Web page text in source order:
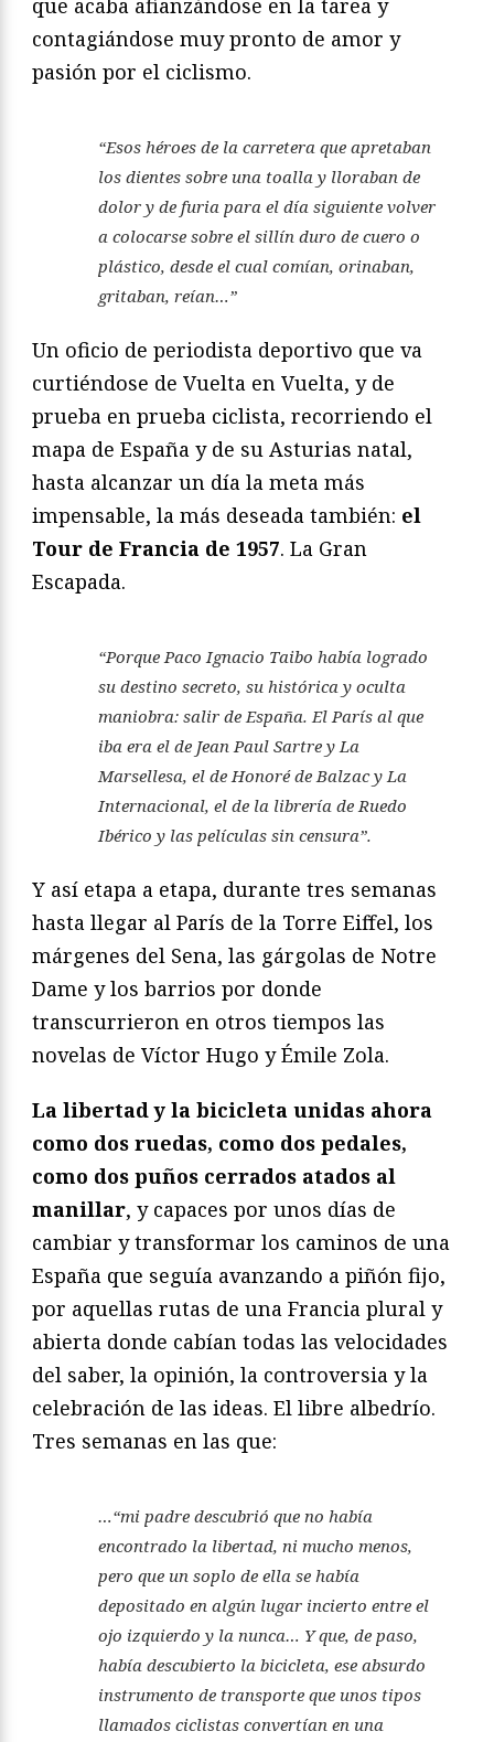
que acaba afianzándose en la tarea y
contagiándose muy pronto de amor y
pasión por el ciclismo.
“Esos héroes de la carretera que apretaban
los dientes sobre una toalla y lloraban de
dolor y de furia para el día siguiente volver
a colocarse sobre el sillín duro de cuero o
plástico, desde el cual comían, orinaban,
gritaban, reían…”
Un oficio de periodista deportivo que va
curtiéndose de Vuelta en Vuelta, y de
prueba en prueba ciclista, recorriendo el
mapa de España y de su Asturias natal,
hasta alcanzar un día la meta más
impensable, la más deseada también: el
Tour de Francia de 1957. La Gran
Escapada.
“Porque Paco Ignacio Taibo había logrado
su destino secreto, su histórica y oculta
maniobra: salir de España. El París al que
iba era el de Jean Paul Sartre yLa
Marsellesa, el de Honoré de Balzac yLa
Internacional, el de la librería de Ruedo
Ibérico y las películas sin censura”.
Y así etapa a etapa, durante tres semanas
hasta llegar al París de la Torre Eiffel, los
márgenes del Sena, las gárgolas de Notre
Dame y los barrios por donde
transcurrieron en otros tiempos las
novelas de Víctor Hugo y Émile Zola.
La libertad y la bicicleta unidas ahora
como dos ruedas, como dos pedales,
como dos puños cerrados atados al
manillar, y capaces por unos días de
cambiar y transformar los caminos de una
España que seguía avanzando a piñón fijo,
por aquellas rutas de una Francia plural y
abierta donde cabían todas las velocidades
del saber, la opinión, la controversia y la
celebración de las ideas. El libre albedrío.
Tres semanas en las que:
…“mi padre descubrió que no había
encontrado la libertad, ni mucho menos,
pero que un soplo de ella se había
depositado en algún lugar incierto entre el
ojo izquierdo y la nunca… Y que, de paso,
había descubierto la bicicleta, ese absurdo
instrumento de transporte que unos tipos
llamados ciclistas convertían en una